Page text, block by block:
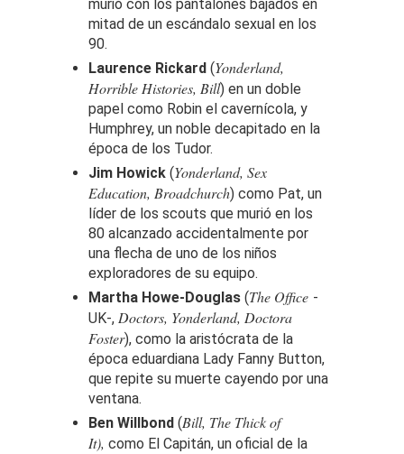
murió con los pantalones bajados en
mitad de un escándalo sexual en los
90.
Laurence Rickard (Yonderland,
Horrible Histories, Bill) en un doble
papel como Robin el cavernícola, y
Humphrey, un noble decapitado en la
época de los Tudor.
Jim Howick(Yonderland, Sex
Education, Broadchurch) como Pat, un
líder de los scouts que murió en los
80 alcanzado accidentalmente por
una flecha de uno de los niños
exploradores de su equipo.
Martha Howe-Douglas(The Office -
UK-, Doctors, Yonderland, Doctora
Foster), como la aristócrata de la
época eduardiana Lady Fanny Button,
que repite su muerte cayendo por una
ventana.
Ben Willbond (Bill, The Thick of
It), como El Capitán, un oficial de la